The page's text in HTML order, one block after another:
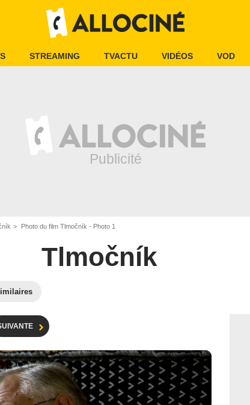
STREAMING TVACTU VIDÉOS VOD
Photo du film Tlmočník - Photo 1
Tlmočník